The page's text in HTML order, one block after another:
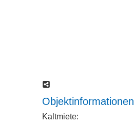
Objektinformationen
Kaltmiete: